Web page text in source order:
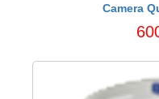
Camera